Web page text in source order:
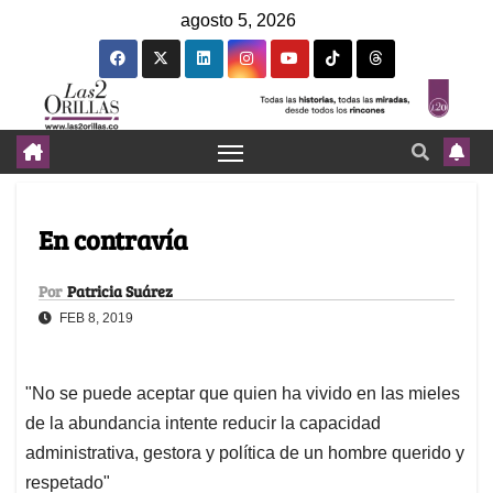
agosto 5, 2026
En contravía
Por Patricia Suárez
FEB 8, 2019
"No se puede aceptar que quien ha vivido en las mieles
de la abundancia intente reducir la capacidad
administrativa, gestora y política de un hombre querido y
respetado"